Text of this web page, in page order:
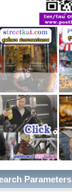
Parameters